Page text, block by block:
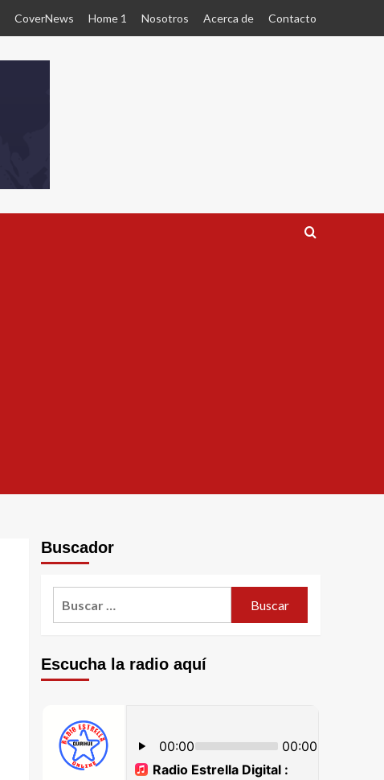
CoverNews Home 1 Nosotros Acerca de Contacto
Buscador
Escucha la radio aquí